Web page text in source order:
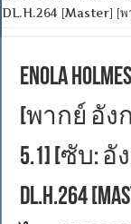
DL.H.264 [Master] [พ
Enola
[พากย์ อังกฤ
5.1] [ซับ: อั
DL.H.264